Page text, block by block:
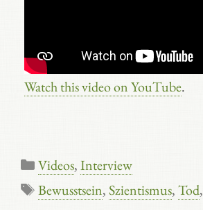
Watch this video on YouTube.
Kategorien
Videos,Interview
Schlagwörter
Bewusstsein,Szientismus,Tod,